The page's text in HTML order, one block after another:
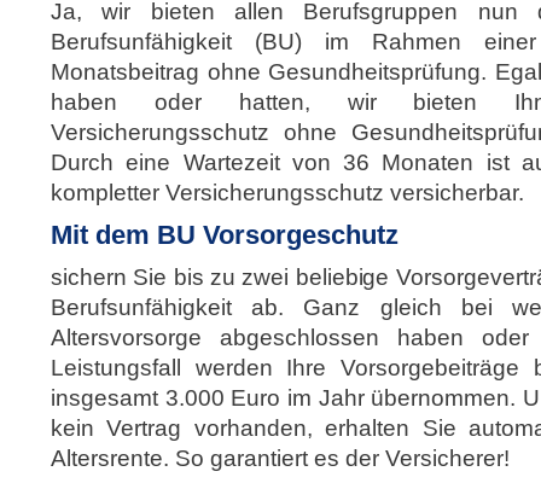
Ja, wir bieten allen Berufsgruppen nun
Berufsunfähigkeit (BU) im Rahmen
Monatsbeitrag ohne Gesundheitsprüfung.
haben oder hatten, wir bieten
Versicherungsschutz ohne
Durch eine Wartezeit von 36 Monaten ist
kompletter Versicherungsschutz versicherbar.
Mit dem BU Vorsorgeschutz
sichern Sie bis zu zwei beliebige
Berufsunfähigkeit ab. Ganz gleich bei
Altersvorsorge abgeschlossen haben
Leistungsfall werden Ihre
insgesamt 3.000 Euro im Jahr übernommen.
kein Vertrag vorhanden, erhalten Sie
Altersrente. So garantiert es der Versicherer!